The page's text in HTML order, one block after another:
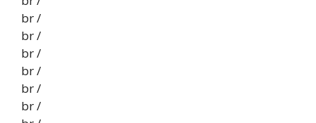
br /
br /
br /
br /
br /
br /